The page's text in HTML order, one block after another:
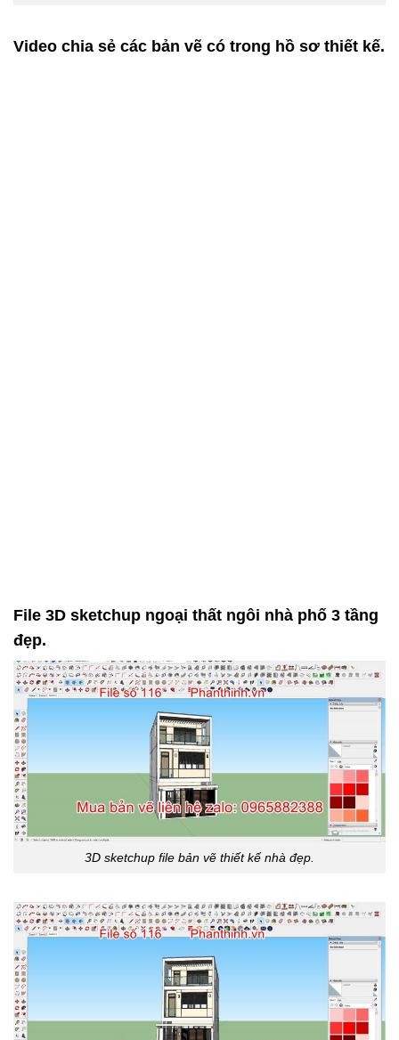
Video chia sẻ các bản vẽ có trong hồ sơ thiết kế.
File 3D sketchup ngoại thất ngôi nhà phố 3 tầng
đẹp.
3D sketchup file bản vẽ thiết kế nhà đẹp.